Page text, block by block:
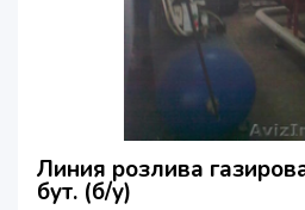
Линия розлива
бут. (б/у)